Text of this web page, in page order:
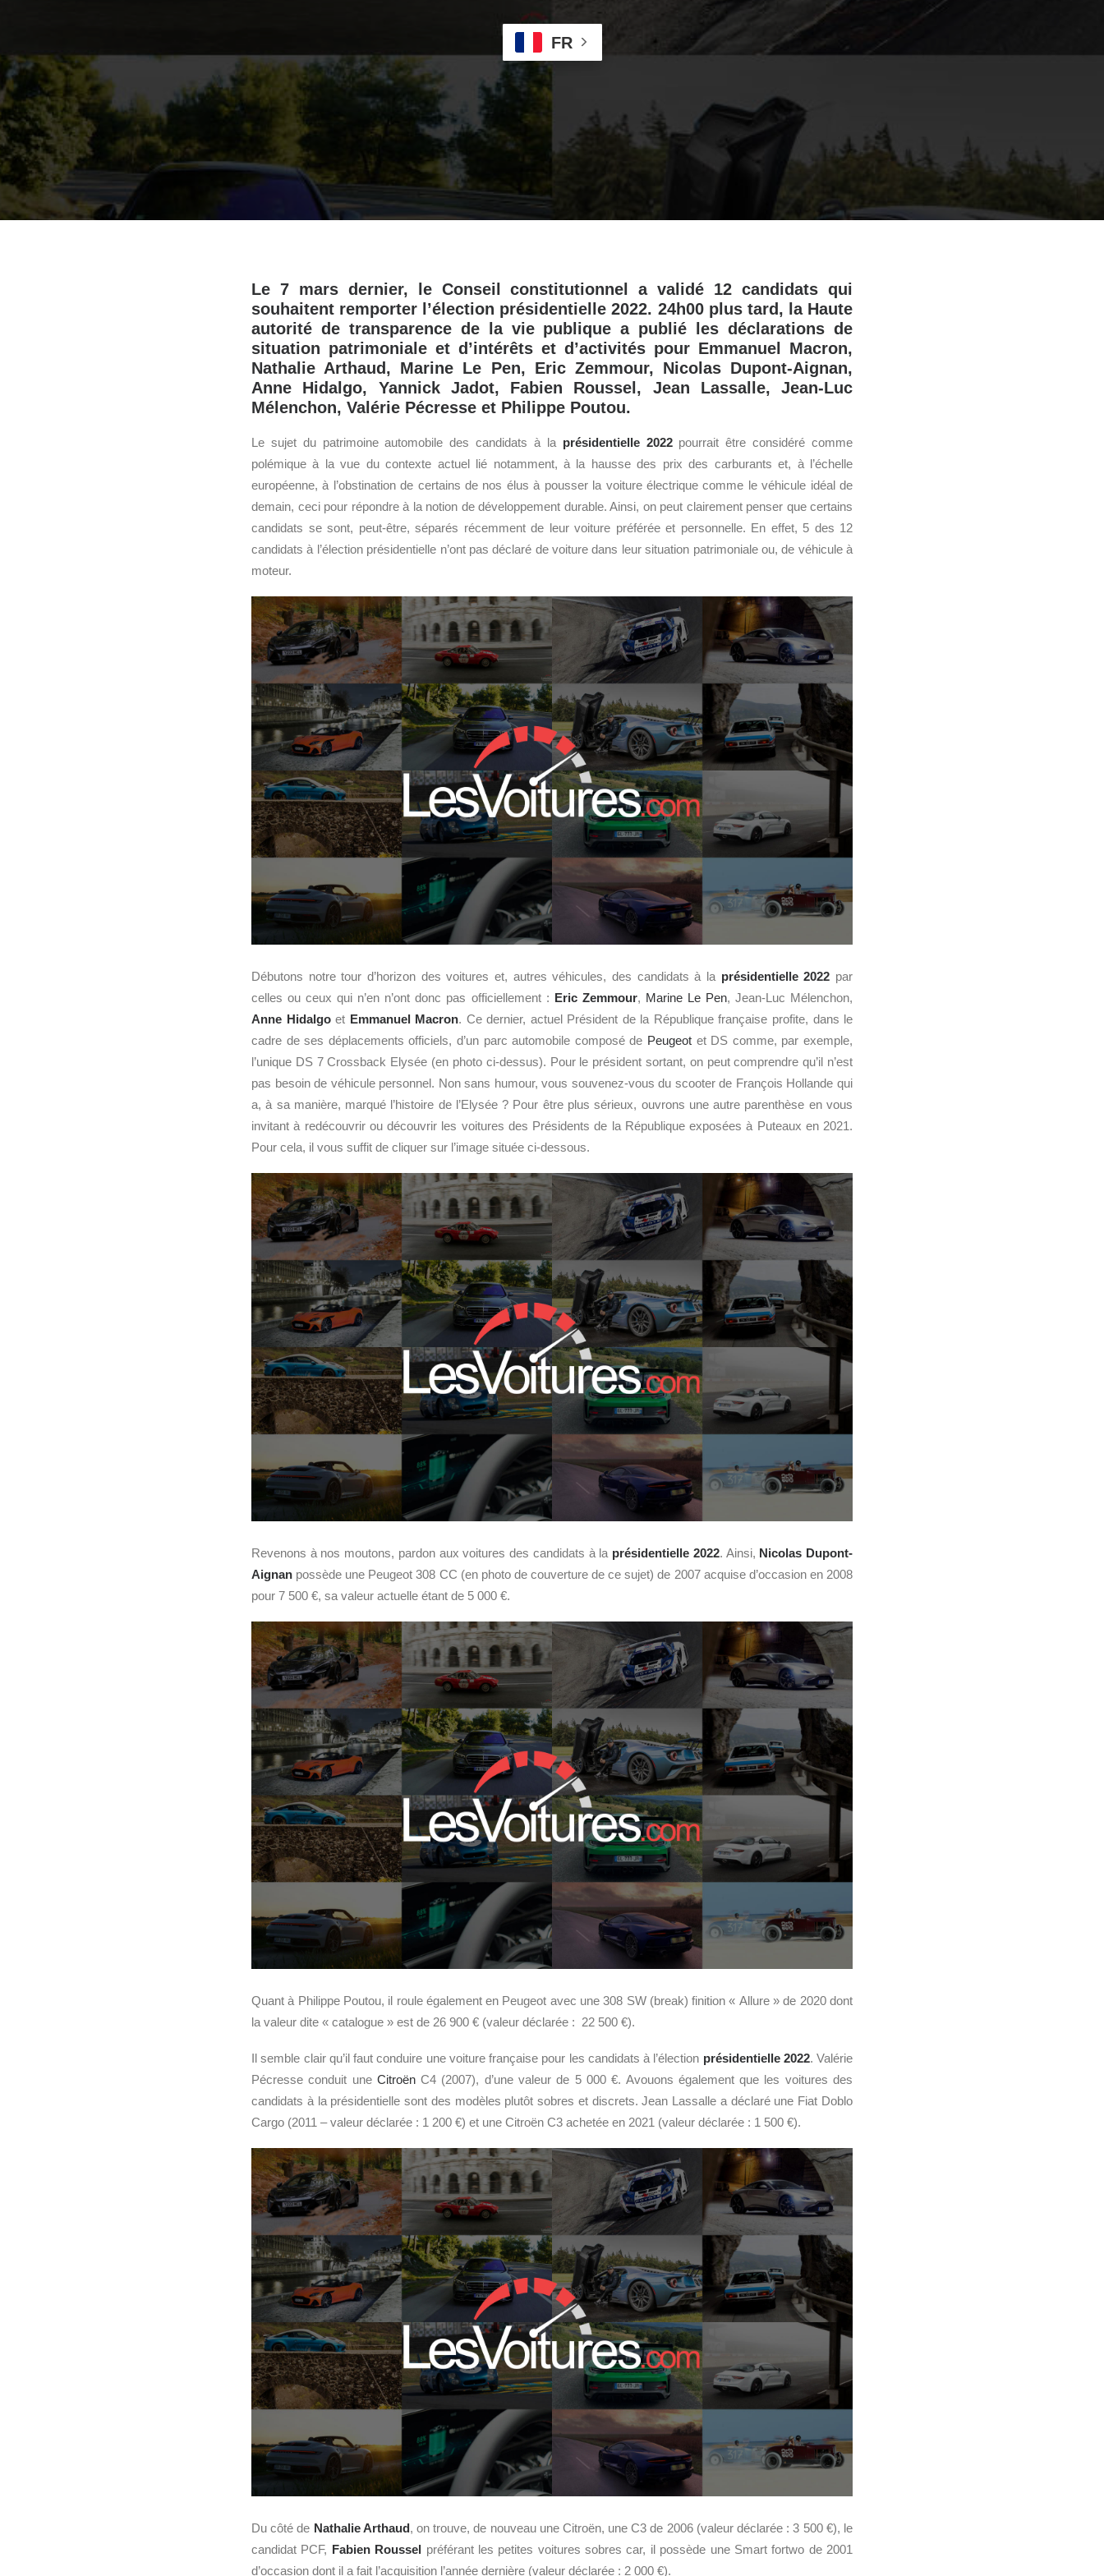
FR
Le 7 mars dernier, le Conseil constitutionnel a validé 12 candidats qui
souhaitent remporter l’élection présidentielle 2022. 24h00 plus tard, la Haute
autorité de transparence de la vie publique a publié les déclarations de
situation patrimoniale et d’intérêts et d’activités pour Emmanuel Macron,
Nathalie Arthaud, Marine Le Pen, Eric Zemmour, Nicolas Dupont-Aignan,
Anne Hidalgo, Yannick Jadot, Fabien Roussel, Jean Lassalle, Jean-Luc
Mélenchon, Valérie Pécresse et Philippe Poutou.
Le sujet du patrimoine automobile des candidats à la présidentielle 2022pourrait être considéré comme
polémique à la vue du contexte actuel lié notamment, à la hausse des prix des carburants et, à l’échelle
européenne, à l’obstination de certains de nos élus à pousser la voiture électrique comme le véhicule idéal de
demain, ceci pour répondre à la notion de développement durable. Ainsi, on peut clairement penser que certains
candidats se sont, peut-être, séparés récemment de leur voiture préférée et personnelle. En effet, 5 des 12
candidats à l’élection présidentielle n’ont pas déclaré de voiture dans leur situation patrimoniale ou, de véhicule à
moteur.
Débutons notre tour d’horizon des voitures et, autres véhicules, des candidats à la présidentielle 2022 par
celles ou ceux qui n’en n’ont donc pas officiellement : Eric Zemmour, Marine Le Pen, Jean-Luc Mélenchon,
Anne Hidalgoet Emmanuel Macron. Ce dernier, actuel Président de la République française profite, dans le
cadre de ses déplacements officiels, d’un parc automobile composé de Peugeot et DS comme, par exemple,
l’unique DS 7 Crossback Elysée (en photo ci-dessus). Pour le président sortant, on peut comprendre qu’il n’est
pas besoin de véhicule personnel. Non sans humour, vous souvenez-vous du scooter de François Hollande qui
a, à sa manière, marqué l’histoire de l’Elysée ? Pour être plus sérieux, ouvrons une autre parenthèse en vous
invitant à redécouvrir ou découvrir les voitures des Présidents de la République exposées à Puteaux en 2021.
Pour cela, il vous suffit de cliquer sur l’image située ci-dessous.
Revenons à nos moutons, pardon aux voitures des candidats à la présidentielle 2022. Ainsi, Nicolas Dupont-
Aignan possède une Peugeot 308 CC (en photo de couverture de ce sujet) de 2007 acquise d’occasion en 2008
pour 7 500 €, sa valeur actuelle étant de 5 000 €.
Quant à Philippe Poutou, il roule également en Peugeot avec une 308 SW (break) finition « Allure » de 2020 dont
la valeur dite « catalogue » est de 26 900 € (valeur déclarée : 22 500 €).
Il semble clair qu’il faut conduire une voiture française pour les candidats à l’élection présidentielle 2022. Valérie
Pécresse conduit une CitroënC4 (2007), d’une valeur de 5 000 €. Avouons également que les voitures des
candidats à la présidentielle sont des modèles plutôt sobres et discrets. Jean Lassalle a déclaré une Fiat Doblo
Cargo (2011 – valeur déclarée : 1 200 €) et une Citroën C3 achetée en 2021 (valeur déclarée : 1 500 €).
Du côté de Nathalie Arthaud, on trouve, de nouveau une Citroën, une C3 de 2006 (valeur déclarée : 3 500 €), le
candidat PCF, Fabien Roussel préférant les petites voitures sobres car, il possède une Smart fortwo de 2001
d’occasion dont il a fait l’acquisition l’année dernière (valeur déclarée : 2 000 €).